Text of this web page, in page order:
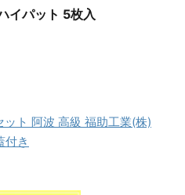
イパット 5枚入
ト 阿波 高級 福助工業(株)
付き